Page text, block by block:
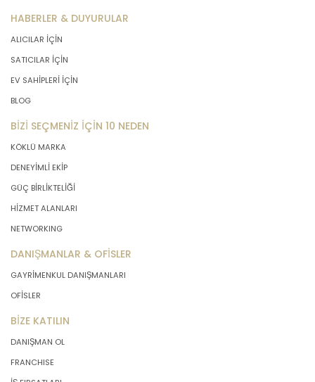
HABERLER & DUYURULAR
ALICILAR İÇİN
SATICILAR İÇİN
EV SAHİPLERİ İÇİN
BLOG
BİZİ SEÇMENİZ İÇİN 10 NEDEN
KÖKLÜ MARKA
DENEYİMLİ EKİP
GÜÇ BİRLİKTELİĞİ
HİZMET ALANLARI
NETWORKING
DANIŞMANLAR & OFİSLER
GAYRİMENKUL DANIŞMANLARI
OFİSLER
BİZE KATILIN
DANIŞMAN OL
FRANCHISE